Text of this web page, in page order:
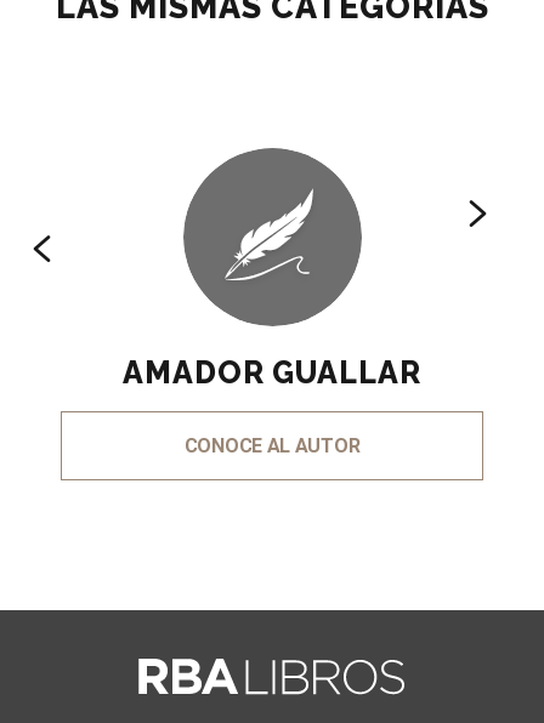
AMADOR GUALLAR
CONOCE AL AUTOR